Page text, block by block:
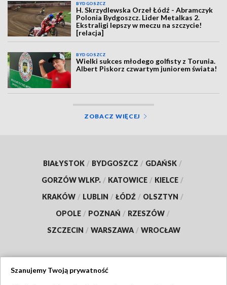
BYDGOSZCZ
H. Skrzydlewska Orzeł Łódź - Abramczyk
Polonia Bydgoszcz. Lider Metalkas 2.
Ekstraligi lepszy w meczu na szczycie!
[relacja]
BYDGOSZCZ
Wielki sukces młodego golfisty z Torunia.
Albert Piskorz czwartym juniorem świata!
ZOBACZ WIĘCEJ
BIAŁYSTOK / BYDGOSZCZ / GDAŃSK /
GORZÓW WLKP. / KATOWICE / KIELCE /
KRAKÓW / LUBLIN / ŁÓDŹ / OLSZTYN /
OPOLE / POZNAŃ / RZESZÓW /
SZCZECIN / WARSZAWA / WROCŁAW
Szanujemy Twoją prywatność